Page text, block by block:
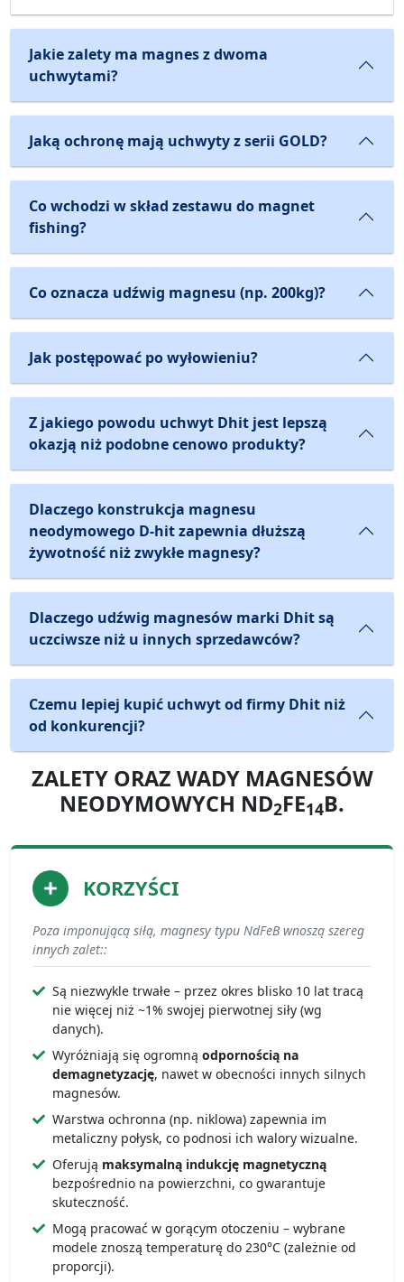
Jakie zalety ma magnes z dwoma
uchwytami?
Jaką ochronę mają uchwyty z serii GOLD?
Co wchodzi w skład zestawu do magnet
fishing?
Co oznacza udźwig magnesu (np. 200kg)?
Jak postępować po wyłowieniu?
Z jakiego powodu uchwyt Dhit jest lepszą
okazją niż podobne cenowo produkty?
Dlaczego konstrukcja magnesu
neodymowego D-hit zapewnia dłuższą
żywotność niż zwykłe magnesy?
Dlaczego udźwig magnesów marki Dhit są
uczciwsze niż u innych sprzedawców?
Czemu lepiej kupić uchwyt od firmy Dhit niż
od konkurencji?
ZALETY ORAZ WADY MAGNESÓW
NEODYMOWYCH ND2FE14B.
KORZYŚCI
Poza imponującą siłą, magnesy typu NdFeB wnoszą szereg
innych zalet::
Są niezwykle trwałe – przez okres blisko 10 lat tracą
nie więcej niż ~1% swojej pierwotnej siły (wg
danych).
Wyróżniają się ogromną odpornością na
demagnetyzację, nawet w obecności innych silnych
magnesów.
Warstwa ochronna (np. niklowa) zapewnia im
metaliczny połysk, co podnosi ich walory wizualne.
Oferują maksymalną indukcję magnetyczną
bezpośrednio na powierzchni, co gwarantuje
skuteczność.
Mogą pracować w gorącym otoczeniu – wybrane
modele znoszą temperaturę do 230°C (zależnie od
proporcji).